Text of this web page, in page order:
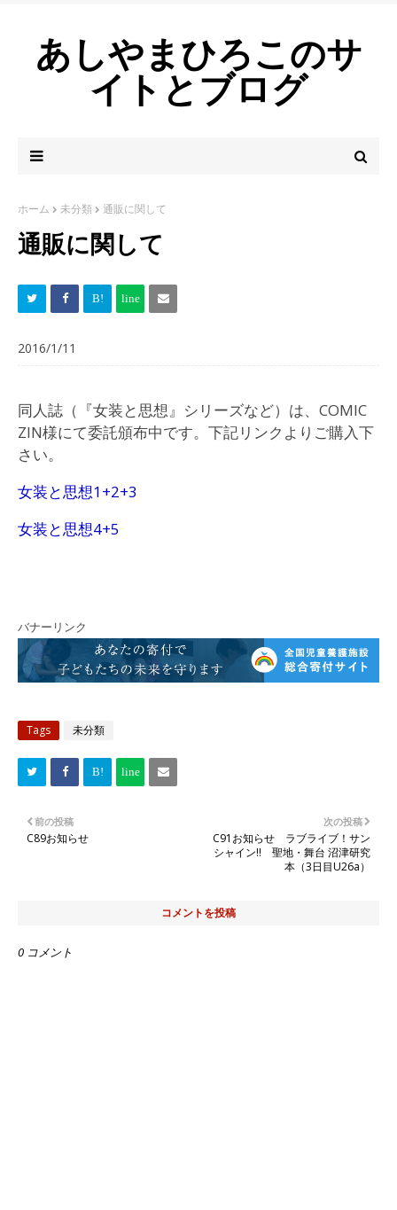
あしやまひろこのサ
イトとブログ
ホーム 未分類 通販に関して
通販に関して
2016/1/11
同人誌（『女装と思想』シリーズなど）は、COMIC
ZIN様にて委託頒布中です。下記リンクよりご購入下
さい。
女装と思想1+2+3
女装と思想4+5
バナーリンク
Tags 未分類
次の投稿
C91お知らせ ラブライブ！サン
シャイン!! 聖地・舞台 沼津研究
本（3日目U26a）
前の投稿
C89お知らせ
コメントを投稿
0 コメント